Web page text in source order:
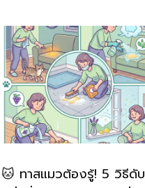
🐱 ทาสแมวต้องรู้! 5 วิธีดับ